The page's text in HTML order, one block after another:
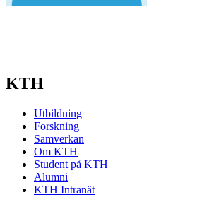
KTH
Utbildning
Forskning
Samverkan
Om KTH
Student på KTH
Alumni
KTH Intranät